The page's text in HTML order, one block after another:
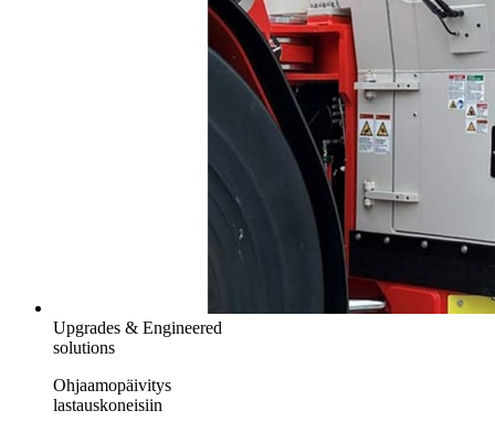
Upgrades & Engineered
solutions
Ohjaamopäivitys
lastauskoneisiin